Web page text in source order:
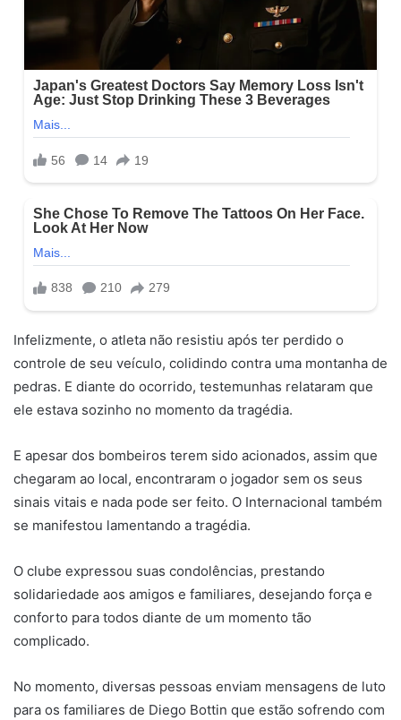
Infelizmente, o atleta não resistiu após ter perdido o
controle de seu veículo, colidindo contra uma montanha de
pedras. E diante do ocorrido, testemunhas relataram que
ele estava sozinho no momento da tragédia.
E apesar dos bombeiros terem sido acionados, assim que
chegaram ao local, encontraram o jogador sem os seus
sinais vitais e nada pode ser feito. O Internacional também
se manifestou lamentando a tragédia.
O clube expressou suas condolências, prestando
solidariedade aos amigos e familiares, desejando força e
conforto para todos diante de um momento tão
complicado.
No momento, diversas pessoas enviam mensagens de luto
para os familiares de Diego Bottin que estão sofrendo com